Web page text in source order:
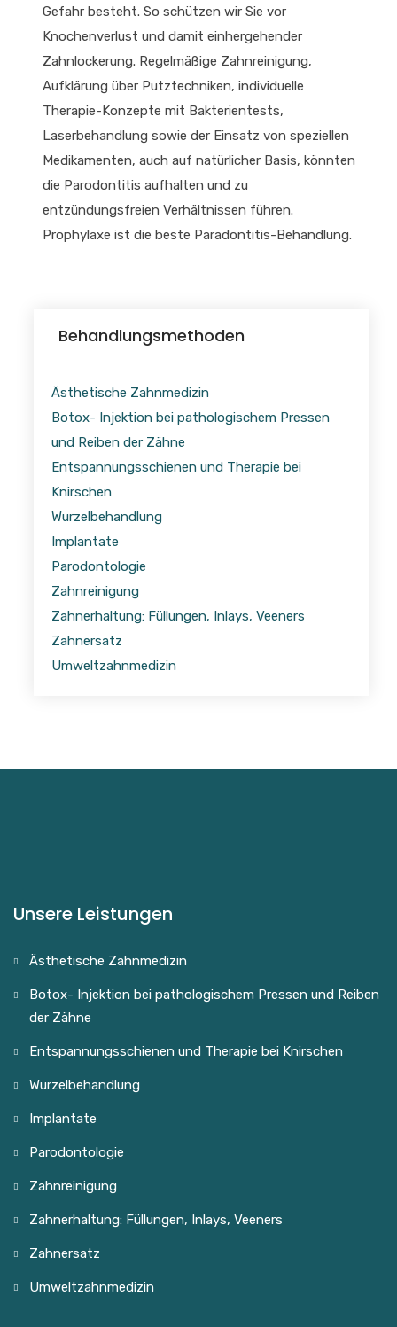
Gefahr besteht. So schützen wir Sie vor
Knochenverlust und damit einhergehender
Zahnlockerung. Regelmäßige Zahnreinigung,
Aufklärung über Putztechniken, individuelle
Therapie-Konzepte mit Bakterientests,
Laserbehandlung sowie der Einsatz von speziellen
Medikamenten, auch auf natürlicher Basis, könnten
die Parodontitis aufhalten und zu
entzündungsfreien Verhältnissen führen.
Prophylaxe ist die beste Paradontitis-Behandlung.
Behandlungsmethoden
Ästhetische Zahnmedizin
Botox- Injektion bei pathologischem Pressen
und Reiben der Zähne
Entspannungsschienen und Therapie bei
Knirschen
Wurzelbehandlung
Implantate
Parodontologie
Zahnreinigung
Zahnerhaltung: Füllungen, Inlays, Veeners
Zahnersatz
Umweltzahnmedizin
Unsere Leistungen
Ästhetische Zahnmedizin
Botox- Injektion bei pathologischem Pressen und Reiben
der Zähne
Entspannungsschienen und Therapie bei Knirschen
Wurzelbehandlung
Implantate
Parodontologie
Zahnreinigung
Zahnerhaltung: Füllungen, Inlays, Veeners
Zahnersatz
Umweltzahnmedizin